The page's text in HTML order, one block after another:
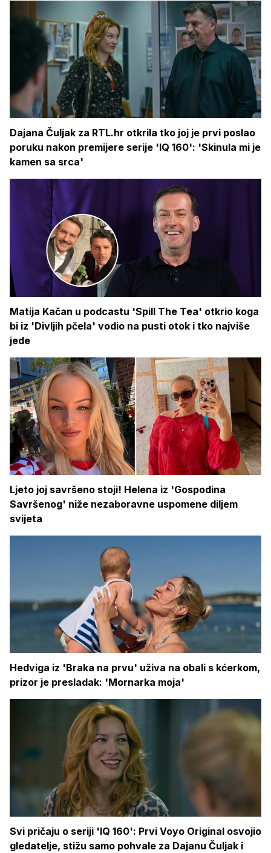
Dajana Čuljak za RTL.hr otkrila tko joj je prvi poslao
poruku nakon premijere serije 'IQ 160': 'Skinula mi je
kamen sa srca'
Matija Kačan u podcastu 'Spill The Tea' otkrio koga
bi iz 'Divljih pčela' vodio na pusti otok i tko najviše
jede
Ljeto joj savršeno stoji! Helena iz 'Gospodina
Savršenog' niže nezaboravne uspomene diljem
svijeta
Hedviga iz 'Braka na prvu' uživa na obali s kćerkom,
prizor je presladak: 'Mornarka moja'
Svi pričaju o seriji 'IQ 160': Prvi Voyo Original osvojio
gledatelje, stižu samo pohvale za Dajanu Čuljak i